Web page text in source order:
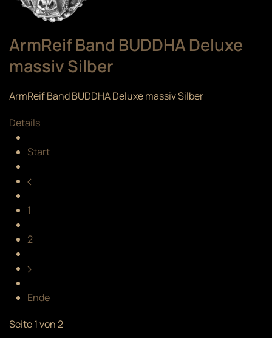
ArmReif Band BUDDHA Deluxe
massiv Silber
ArmReif Band BUDDHA Deluxe massiv Silber
Details
Start
1
2
Ende
Seite 1 von 2